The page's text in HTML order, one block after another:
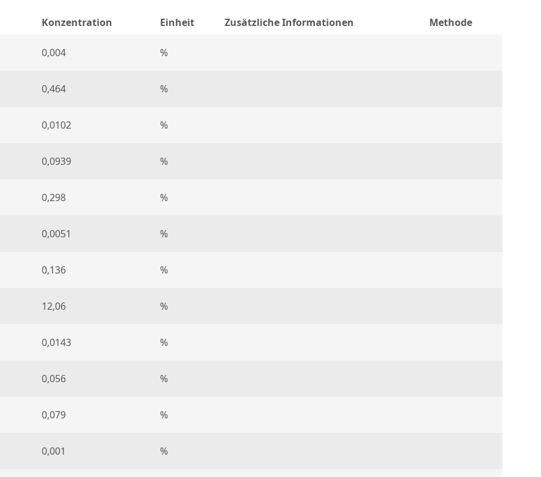
Konzentration Einheit Zusätzliche Informationen Methode
0,004 %
0,464 %
0,0102 %
0,0939 %
0,298 %
0,0051 %
0,136 %
12,06 %
0,0143 %
0,056 %
0,079 %
0,001 %